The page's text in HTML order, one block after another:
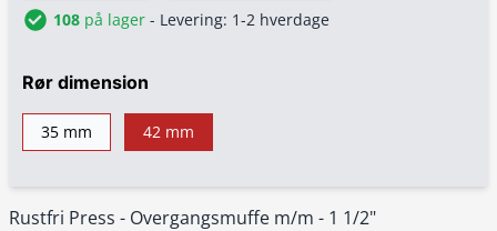
Rustfri Press - Overgangsmuffe m/m - 1 1/2"
108 på lager - Levering: 1-2 hverdage
Rør dimension
35 mm 42 mm